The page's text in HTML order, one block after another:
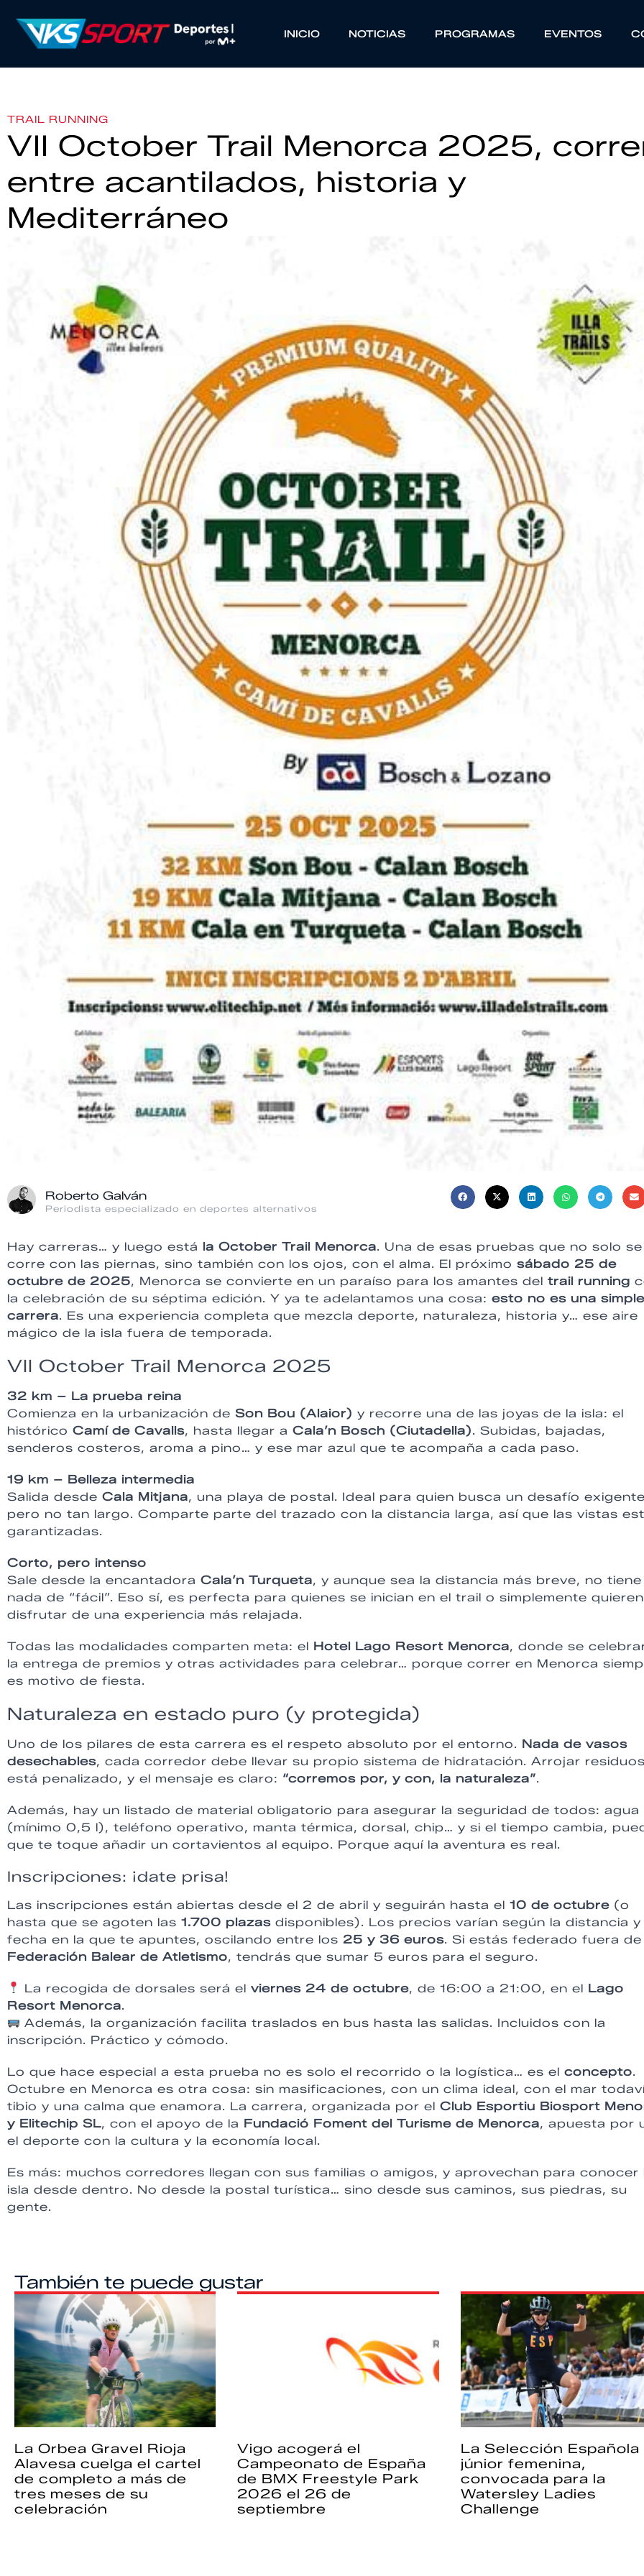
INICIO NOTICIAS PROGRAMAS EVENTOS
TRAIL RUNNING
VII October Trail Menorca 2025,
entre acantilados, historia y
Mediterráneo
Roberto Galván
Periodista especializado en deportes alternativos
Hay carreras… y luego está la October Trail Menorca. Una de esas pruebas que no solo se
corre con las piernas, sino también con los ojos, con el alma. El próximo sábado 25 de
octubre de 2025, Menorca se convierte en un paraíso para los amantes del trail running
la celebración de su séptima edición. Y ya te adelantamos una cosa: esto no es una simple
carrera. Es una experiencia completa que mezcla deporte, naturaleza, historia y… ese aire
mágico de la isla fuera de temporada.
VII October Trail Menorca 2025
32 km – La prueba reina
Comienza en la urbanización de Son Bou (Alaior) y recorre una de las joyas de la isla: el
histórico Camí de Cavalls, hasta llegar a Cala’n Bosch (Ciutadella). Subidas, bajadas,
senderos costeros, aroma a pino… y ese mar azul que te acompaña a cada paso.
19 km – Belleza intermedia
Salida desde Cala Mitjana, una playa de postal. Ideal para quien busca un desafío
pero no tan largo. Comparte parte del trazado con la distancia larga, así que las vistas
garantizadas.
Corto, pero intenso
Sale desde la encantadora Cala’n Turqueta, y aunque sea la distancia más breve, no tiene
nada de “fácil”. Eso sí, es perfecta para quienes se inician en el trail o simplemente quieren
disfrutar de una experiencia más relajada.
Todas las modalidades comparten meta: el Hotel Lago Resort Menorca, donde se
la entrega de premios y otras actividades para celebrar… porque correr en Menorca
es motivo de fiesta.
Naturaleza en estado puro (y protegida)
Uno de los pilares de esta carrera es el respeto absoluto por el entorno. Nada de vasos
desechables, cada corredor debe llevar su propio sistema de hidratación. Arrojar
está penalizado, y el mensaje es claro: “corremos por, y con, la naturaleza”.
Además, hay un listado de material obligatorio para asegurar la seguridad de todos: agua
(mínimo 0,5 l), teléfono operativo, manta térmica, dorsal, chip… y si el tiempo cambia,
que te toque añadir un cortavientos al equipo. Porque aquí la aventura es real.
Inscripciones: ¡date prisa!
Las inscripciones están abiertas desde el 2 de abril y seguirán hasta el 10 de octubre (o
hasta que se agoten las 1.700 plazas disponibles). Los precios varían según la distancia y
fecha en la que te apuntes, oscilando entre los 25 y 36 euros. Si estás federado fuera de
Federación Balear de Atletismo, tendrás que sumar 5 euros para el seguro.
La recogida de dorsales será elviernes 24 de octubre, de 16:00 a 21:00, en el Lago
Resort Menorca.
Además, la organización facilita traslados en bus hasta las salidas. Incluidos con la
inscripción. Práctico y cómodo.
Lo que hace especial a esta prueba no es solo el recorrido o la logística… es el concepto.
Octubre en Menorca es otra cosa: sin masificaciones, con un clima ideal, con el mar
tibio y una calma que enamora. La carrera, organizada por el Club Esportiu Biosport
y Elitechip SL, con el apoyo de la Fundació Foment del Turisme de Menorca, apuesta por
el deporte con la cultura y la economía local.
Es más: muchos corredores llegan con sus familias o amigos, y aprovechan para conocer
isla desde dentro. No desde la postal turística… sino desde sus caminos, sus piedras, su
gente.
También te puede gustar
La Orbea Gravel Rioja
Alavesa cuelga el cartel
de completo a más de
tres meses de su
celebración
Vigo acogerá el
Campeonato de España
de BMX Freestyle Park
2026 el 26 de
septiembre
La Selección Española
júnior femenina,
convocada para la
Watersley Ladies
Challenge